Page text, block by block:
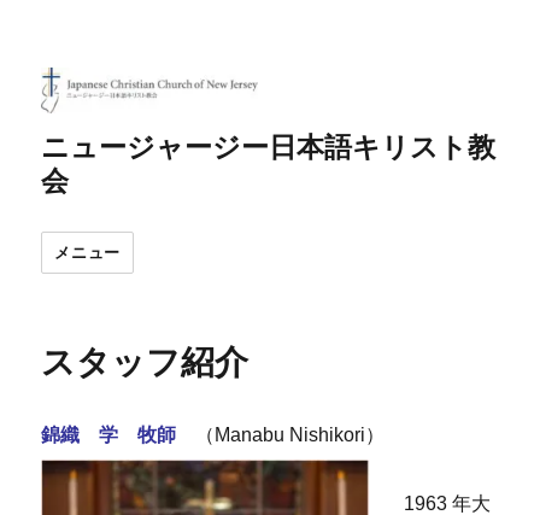
ニュージャージー日本語キリスト教
会
メニュー
スタッフ紹介
錦織 学 牧師 （Manabu Nishikori）
1963 年大